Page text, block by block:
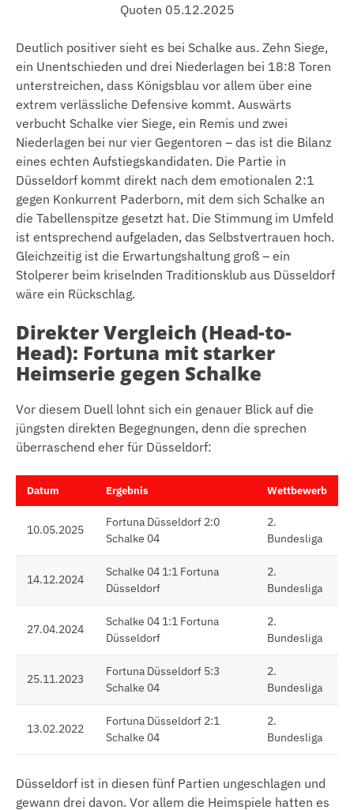
Quoten 05.12.2025
Deutlich positiver sieht es bei Schalke aus. Zehn Siege,
ein Unentschieden und drei Niederlagen bei 18:8 Toren
unterstreichen, dass Königsblau vor allem über eine
extrem verlässliche Defensive kommt. Auswärts
verbucht Schalke vier Siege, ein Remis und zwei
Niederlagen bei nur vier Gegentoren – das ist die Bilanz
eines echten Aufstiegskandidaten. Die Partie in
Düsseldorf kommt direkt nach dem emotionalen 2:1
gegen Konkurrent Paderborn, mit dem sich Schalke an
die Tabellenspitze gesetzt hat. Die Stimmung im Umfeld
ist entsprechend aufgeladen, das Selbstvertrauen hoch.
Gleichzeitig ist die Erwartungshaltung groß – ein
Stolperer beim kriselnden Traditionsklub aus Düsseldorf
wäre ein Rückschlag.
Direkter Vergleich (Head-to-
Head): Fortuna mit starker
Heimserie gegen Schalke
Vor diesem Duell lohnt sich ein genauer Blick auf die
jüngsten direkten Begegnungen, denn die sprechen
überraschend eher für Düsseldorf:
Datum Ergebnis Wettbewerb
10.05.2025
Fortuna Düsseldorf 2:0
Schalke 04
2.
Bundesliga
14.12.2024
Schalke 04 1:1 Fortuna
Düsseldorf
2.
Bundesliga
27.04.2024
Schalke 04 1:1 Fortuna
Düsseldorf
2.
Bundesliga
25.11.2023
Fortuna Düsseldorf 5:3
Schalke 04
2.
Bundesliga
13.02.2022
Fortuna Düsseldorf 2:1
Schalke 04
2.
Bundesliga
Düsseldorf ist in diesen fünf Partien ungeschlagen und
gewann drei davon. Vor allem die Heimspiele hatten es